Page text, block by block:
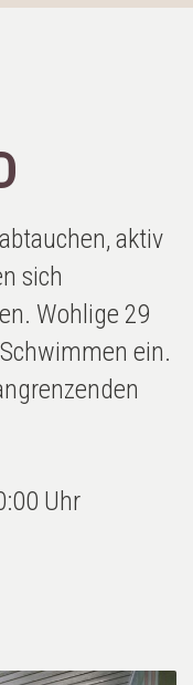
aktiv
sich
Wohlige 29
ein.
Uhr